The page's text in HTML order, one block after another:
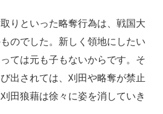
りといった略奪行為は、戦国大
のでした。新しく領地にしたい
ては元も子もないからです。そ
出されては、刈田や略奪が禁止
田狼藉は徐々に姿を消していき